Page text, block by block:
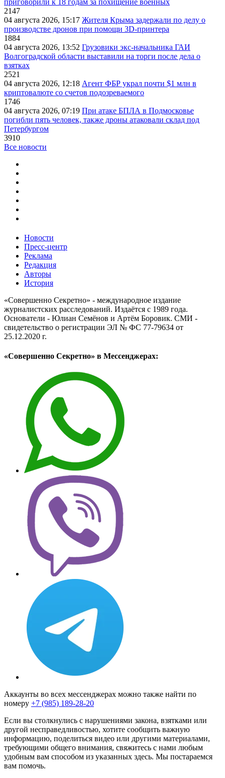
приговорили к 18 годам за похищение военных
2147
04 августа 2026, 15:17 Жителя Крыма задержали по делу о
производстве дронов при помощи 3D‑принтера
1884
04 августа 2026, 13:52 Грузовики экс-начальника ГАИ
Волгоградской области выставили на торги после дела о
взятках
2521
04 августа 2026, 12:18 Агент ФБР украл почти $1 млн в
криптовалюте со счетов подозреваемого
1746
04 августа 2026, 07:19 При атаке БПЛА в Подмосковье
погибли пять человек, также дроны атаковали склад под
Петербургом
3910
Все новости
Новости
Пресс-центр
Реклама
Редакция
Авторы
История
«Совершенно Секретно» - международное издание
журналистских расследований. Издаётся с 1989 года.
Основатели - Юлиан Семёнов и Артём Боровик. CМИ -
свидетельство о регистрации ЭЛ № ФС 77-79634 от
25.12.2020 г.
«Совершенно Секретно» в Мессенджерах:
Аккаунты во всех мессенджерах можно также найти по
номеру +7 (985) 189-28-20
Если вы столкнулись с нарушениями закона, взятками или
другой несправедливостью, хотите сообщить важную
информацию, поделиться видео или другими материалами,
требующими общего внимания, свяжитесь с нами любым
удобным вам способом из указанных здесь. Мы постараемся
вам помочь.